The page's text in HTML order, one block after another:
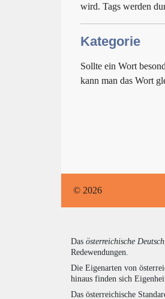
wird. Tags werden
Kategorie
Sollte ein Wort
kann man das Wort
© 2026
Das österreichische Deutsch
Redewendungen.
Die Eigenarten von
hinaus finden sich
Das österreichische